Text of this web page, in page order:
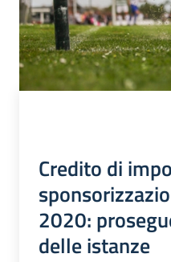
Credito di
2020:
delle istanze